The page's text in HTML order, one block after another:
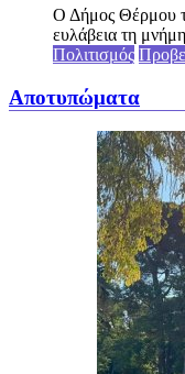
Ο Δήμος Θέρμου
ευλάβεια τη
Πολιτισμός
Αποτυπώματα